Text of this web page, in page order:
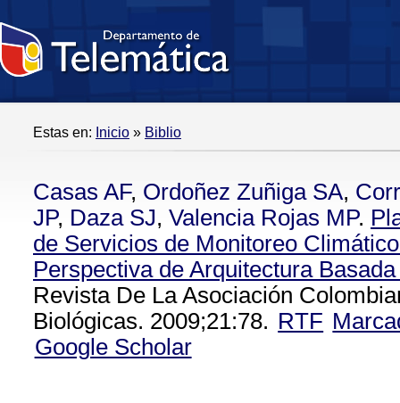
Estas en: Inicio » Biblio
Casas AF, Ordoñez Zuñiga SA,
JP, Daza SJ, Valencia Rojas MP.
de Servicios de Monitoreo
Perspectiva de Arquitectura
Revista De La Asociación
Biológicas. 2009;21:78. RTF
Google Scholar